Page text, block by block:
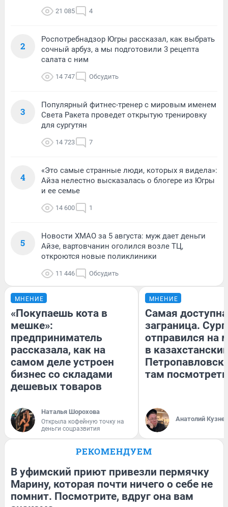
21 085 4
2
Роспотребнадзор Югры рассказал, как выбрать
сочный арбуз, а мы подготовили 3 рецепта
салата с ним
14 747 Обсудить
3
Популярный фитнес-тренер с мировым именем
Света Ракета проведет открытую тренировку
для сургутян
14 723 7
4
«Это самые странные люди, которых я видела»:
Айза нелестно высказалась о блогере из Югры
и ее семье
14 600 1
5
Новости ХМАО за 5 августа: муж дает деньги
Айзе, вартовчанин оголился возле ТЦ,
откроются новые поликлиники
11 446 Обсудить
МНЕНИЕ
«Покупаешь кота в
мешке»:
предприниматель
рассказала, как на
самом деле устроен
бизнес со складами
дешевых товаров
Наталья Шорохова
Открыла кофейную точку на
деньги соцразвития
МНЕНИЕ
Самая
заграница.
отправился на
в
там посмотреть
Анатолий
РЕКОМЕНДУЕМ
В уфимский приют привезли пермячку
Марину, которая почти ничего о себе не
помнит. Посмотрите, вдруг она вам